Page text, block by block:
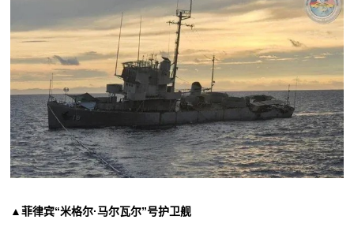
▲菲律宾“米格尔·马尔瓦尔”号护卫舰